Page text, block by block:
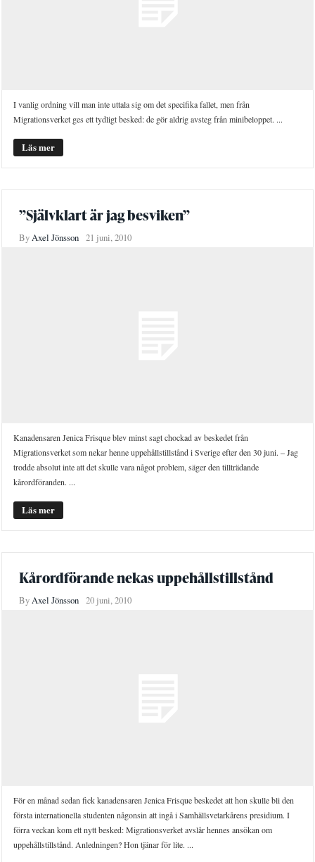
I vanlig ordning vill man inte uttala sig om det specifika fallet, men från
Migrationsverket ges ett tydligt besked: de gör aldrig avsteg från minibeloppet. ...
Läs mer
”Självklart är jag besviken”
ByAxel Jönsson 21 juni, 2010
Kanadensaren Jenica Frisque blev minst sagt chockad av beskedet från
Migrationsverket som nekar henne uppehållstillstånd i Sverige efter den 30 juni. – Jag
trodde absolut inte att det skulle vara något problem, säger den tillträdande
kårordföranden. ...
Läs mer
Kårordförande nekas uppehållstillstånd
ByAxel Jönsson 20 juni, 2010
För en månad sedan fick kanadensaren Jenica Frisque beskedet att hon skulle bli den
första internationella studenten någonsin att ingå i Samhällsvetarkårens presidium. I
förra veckan kom ett nytt besked: Migrationsverket avslår hennes ansökan om
uppehållstillstånd. Anledningen? Hon tjänar för lite. ...